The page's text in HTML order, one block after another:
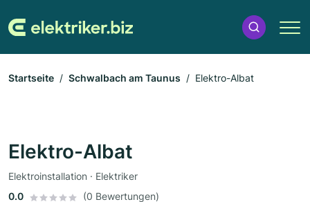
Startseite Schwalbach am Taunus Elektro-Albat
Elektro-Albat
Elektroinstallation · Elektriker
0.0
(0 Bewertungen)